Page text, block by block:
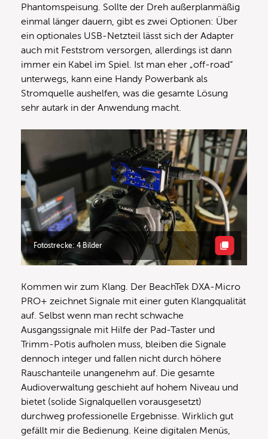
Phantomspeisung. Sollte der Dreh außerplanmäßig
einmal länger dauern, gibt es zwei Optionen: Über
ein optionales USB-Netzteil lässt sich der Adapter
auch mit Feststrom versorgen, allerdings ist dann
immer ein Kabel im Spiel. Ist man eher „off-road“
unterwegs, kann eine Handy Powerbank als
Stromquelle aushelfen, was die gesamte Lösung
sehr autark in der Anwendung macht.
Fotostrecke: 4 Bilder
Kommen wir zum Klang. Der BeachTek DXA-Micro
PRO+ zeichnet Signale mit einer guten Klangqualität
auf. Selbst wenn man recht schwache
Ausgangssignale mit Hilfe der Pad-Taster und
Trimm-Potis aufholen muss, bleiben die Signale
dennoch integer und fallen nicht durch höhere
Rauschanteile unangenehm auf. Die gesamte
Audioverwaltung geschieht auf hohem Niveau und
bietet (solide Signalquellen vorausgesetzt)
durchweg professionelle Ergebnisse. Wirklich gut
gefällt mir die Bedienung. Keine digitalen Menüs,